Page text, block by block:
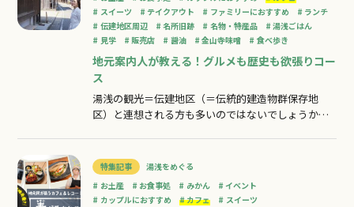
のドッグスパ。他にも、ドッグプール、アジリティ
スイーツ
テイクアウト ファミリーにおすすめ
ランチ
伝建地区周辺
名所旧跡 名物・特産品
湯浅ごはん
見学
販売店 醤油 金山寺味噌 食べ歩き
地元案内人が教える！グルメも歴史も欲張りコー
ス
湯浅の観光＝伝建地区（＝伝統的建造物群保存地
区）と連想される方も多いのではないでしょうか。
だけじゃない、美味しい飲食店や面白いお土産屋さ
んもあるよ！おすすめの撮影スポットもあるし、周
辺でランチするならおすすめのお店紹介するよ！」
湯浅をめぐる
特集記事
お土産
お食事処 みかん
イベント
カップルにおすすめ
カフェ
スイーツ